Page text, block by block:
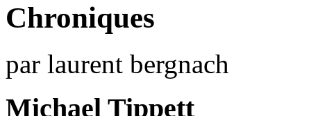
Chroniques
par laurent bergnach
Michael Tippett